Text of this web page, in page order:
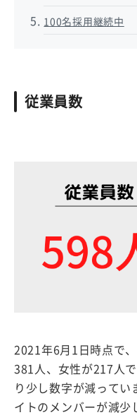
100名採用継続中
従業員数
2021年6月1日時点で
381人、女性が217人
り少し数字が減ってい
イトのメンバーが減少